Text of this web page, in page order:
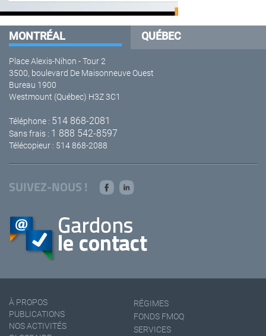
MONTRÉAL QUÉBEC
Place Alexis-Nihon - Tour 2
3500, boulevard De Maisonneuve Ouest
Bureau 1900
Westmount (Québec) H3Z 3C1
Téléphone : 514 868-2081
Sans frais : 1 888 542-8597
Télécopieur : 514 868-2088
SUIVEZ-NOUS !
À PROPOS
PUBLICATIONS
NOS ACTIVITÉS
RÉGIMES
FONDS FMOQ
SERVICES